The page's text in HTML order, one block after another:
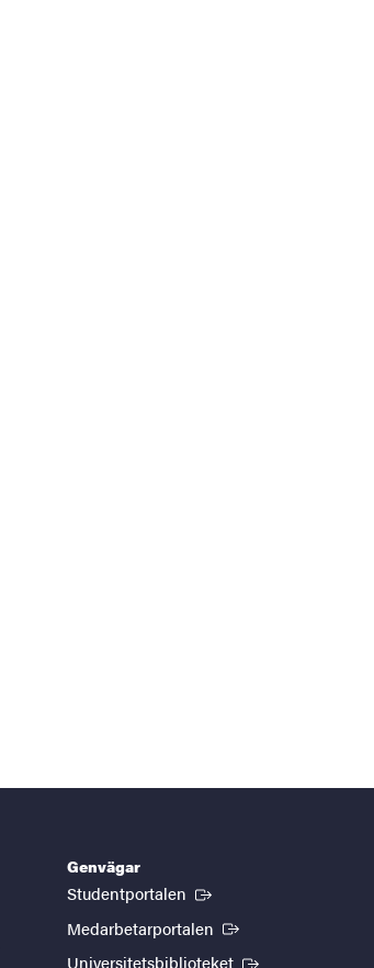
Genvägar
Studentportalen (Extern länk)
Medarbetarportalen (Extern länk)
Universitetsbiblioteket (Extern länk)